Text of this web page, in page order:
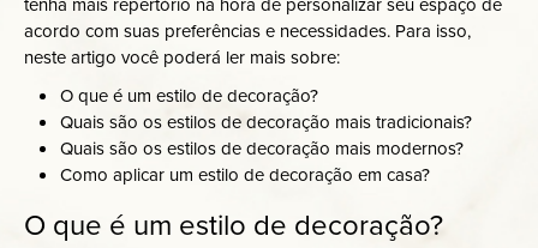
acordo com suas preferências e necessidades. Para isso,
neste artigo você poderá ler mais sobre:
O que é um estilo de decoração?
Quais são os estilos de decoração mais tradicionais?
Quais são os estilos de decoração mais modernos?
Como aplicar um estilo de decoração em casa?
O que é um estilo de decoração?